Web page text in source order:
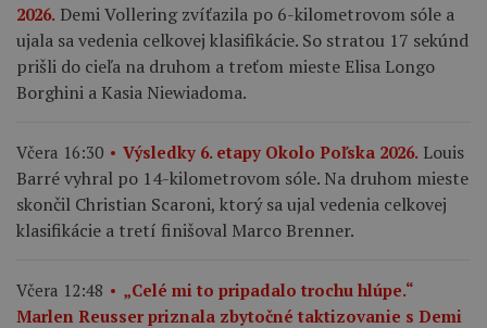
2026. Demi Vollering zvíťazila po 6-kilometrovom sóle a
ujala sa vedenia celkovej klasifikácie. So stratou 17 sekúnd
prišli do cieľa na druhom a treťom mieste Elisa Longo
Borghini a Kasia Niewiadoma.
Včera 16:30 Výsledky 6. etapy Okolo Poľska 2026. Louis
Barré vyhral po 14-kilometrovom sóle. Na druhom mieste
skončil Christian Scaroni, ktorý sa ujal vedenia celkovej
klasifikácie a tretí finišoval Marco Brenner.
Včera 12:48
„Celé mi to pripadalo trochu hlúpe.“
Marlen Reusser priznala zbytočné taktizovanie s Demi